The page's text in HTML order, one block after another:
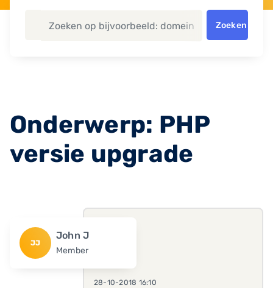
Zoeken
Onderwerp: PHP
versie upgrade
JJ
John J
Member
28-10-2018 16:10